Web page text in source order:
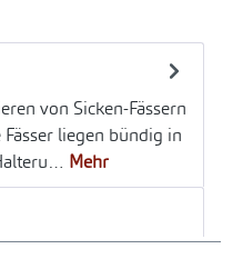
von Sicken-Fässern
liegen bündig in
Mehr